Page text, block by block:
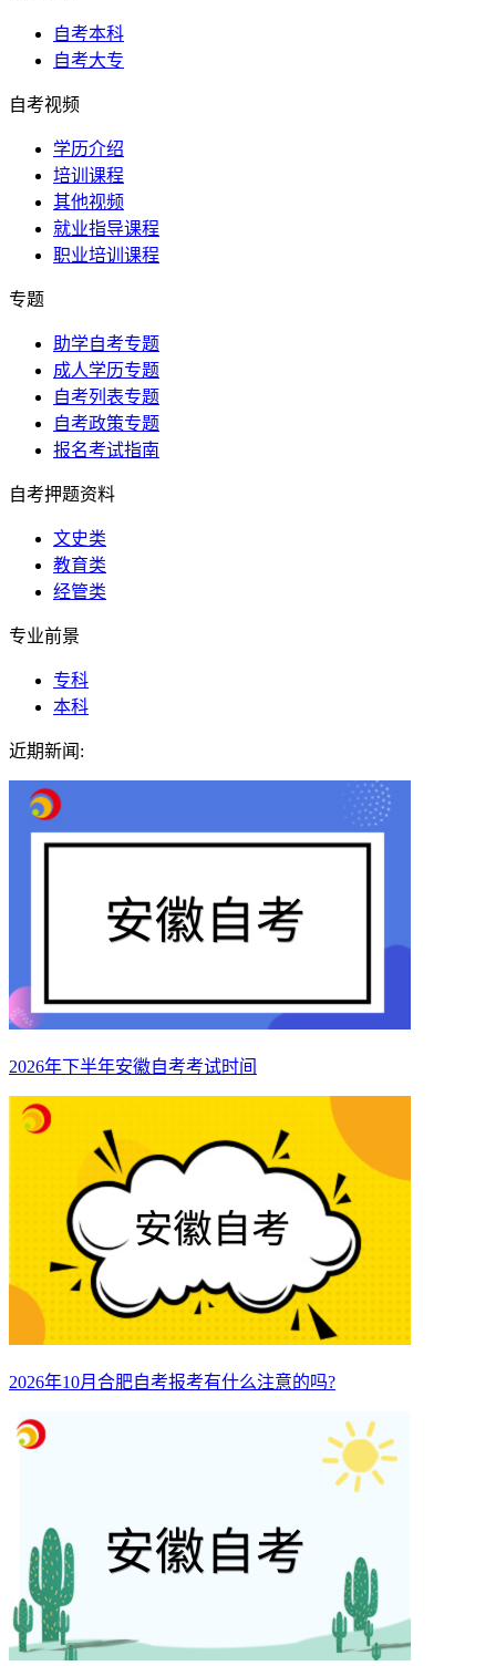
自考本科
自考大专
自考视频
学历介绍
培训课程
其他视频
就业指导课程
职业培训课程
专题
助学自考专题
成人学历专题
自考列表专题
自考政策专题
报名考试指南
自考押题资料
文史类
教育类
经管类
专业前景
专科
本科
近期新闻:
2026年下半年安徽自考考试时间
2026年10月合肥自考报考有什么注意的吗?